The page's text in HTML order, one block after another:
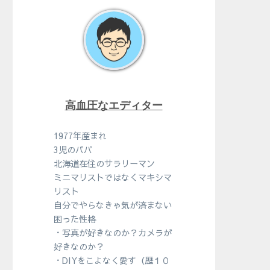
高血圧なエディター
1977年産まれ
3児のパパ
北海道在住のサラリーマン
ミニマリストではなくマキシマ
リスト
自分でやらなきゃ気が済まない
困った性格
・写真が好きなのか？カメラが
好きなのか？
・DIYをこよなく愛す（歴１０